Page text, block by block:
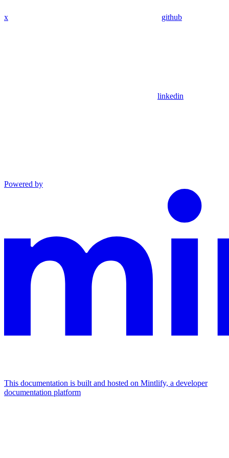
x github
linkedin
Powered by
This documentation is built and hosted on Mintlify, a developer
documentation platform